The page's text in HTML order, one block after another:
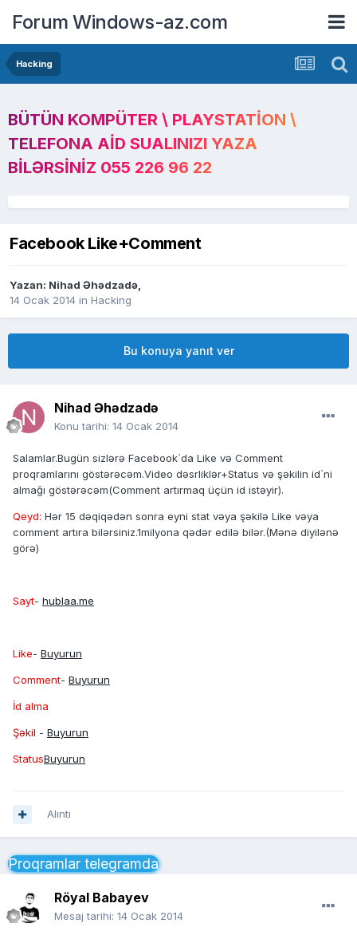
Forum Windows-az.com
Hacking
BÜTÜN KOMPÜTER \ PLAYSTATION \
TELEFONA AID SUALINIZI YAZA
BILƏRSINIZ 055 226 96 22
Facebook Like+Comment
Yazan: Nihad Əhədzadə,
14 Ocak 2014 in Hacking
Bu konuya yanıt ver
Nihad Əhədzadə
Konu tarihi: 14 Ocak 2014
Salamlar.Bugün sizlərə Facebook`da Like və Comment
proqramlarını göstərəcəm.Video dəsrliklər+Status və şəkilin id`ni
almağı göstərəcəm(Comment artırmaq üçün id istəyir).
Qeyd: Hər 15 dəqiqədən sonra eyni stat vəya şəkilə Like vəya
comment artıra bilərsiniz.1milyona qədər edilə bilər.(Mənə diyilənə
görə)
Sayt- hublaa.me
Like- Buyurun
Comment- Buyurun
İd alma
Şəkil - Buyurun
StatusBuyurun
Alıntı
Proqramlar telegramda
Röyal Babayev
Mesaj tarihi: 14 Ocak 2014